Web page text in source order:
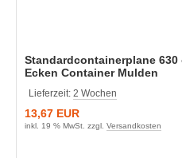
Standardcontainerplane 630
Ecken Container Mulden
Lieferzeit: 2 Wochen
13,67 EUR
inkl. 19 % MwSt. zzgl. Versandkosten